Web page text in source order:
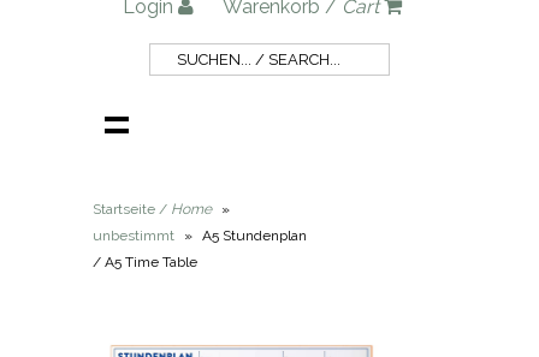
Login Warenkorb / Cart
Startseite / Home
»
unbestimmt
» A5 Stundenplan
/ A5 Time Table